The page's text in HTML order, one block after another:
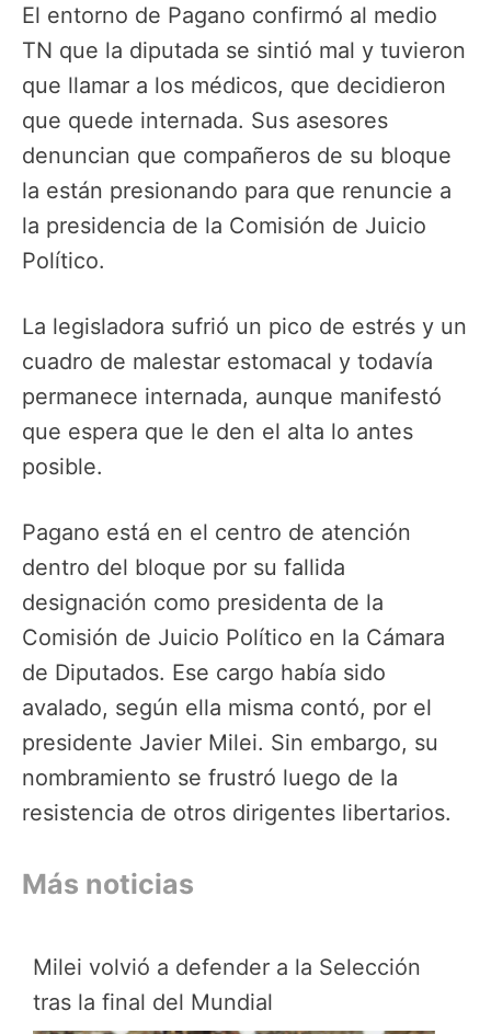
El entorno de Pagano confirmó al medio
TN que la diputada se sintió mal y tuvieron
que llamar a los médicos, que decidieron
que quede internada. Sus asesores
denuncian que compañeros de su bloque
la están presionando para que renuncie a
la presidencia de la Comisión de Juicio
Político.
La legisladora sufrió un pico de estrés y un
cuadro de malestar estomacal y todavía
permanece internada, aunque manifestó
que espera que le den el alta lo antes
posible.
Pagano está en el centro de atención
dentro del bloque por su fallida
designación como presidenta de la
Comisión de Juicio Político en la Cámara
de Diputados. Ese cargo había sido
avalado, según ella misma contó, por el
presidente Javier Milei. Sin embargo, su
nombramiento se frustró luego de la
resistencia de otros dirigentes libertarios.
Más noticias
Milei volvió a defender a la Selección
tras la final del Mundial